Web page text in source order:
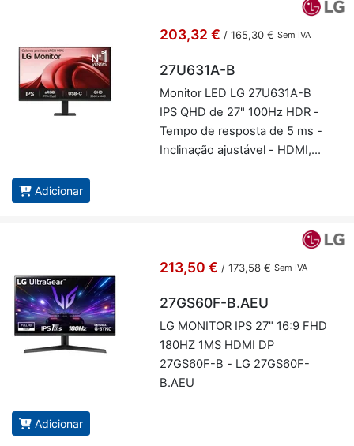
203,32 € / 165,30 € Sem IVA
27U631A-B
Mo­nitor LED LG 27U631A-B
IPS QHD de 27" 100Hz HDR -
Tempo de res­posta de 5 ms -
In­cli­nação ajus­tável - HDMI,
Adicionar
213,50 € / 173,58 € Sem IVA
27GS60F-B.AEU
LG MO­NITOR IPS 27" 16:9 FHD
180HZ 1MS HDMI DP
27GS60F-B - LG 27GS60F-
B.AEU
Adicionar